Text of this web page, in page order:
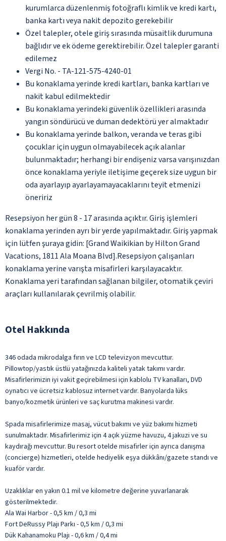
kurumlarca düzenlenmiş fotoğraflı kimlik ve kredi kartı,
banka kartı veya nakit depozito gerekebilir
Özel talepler, otele giriş sırasında müsaitlik durumuna
bağlıdır ve ek ödeme gerektirebilir. Özel talepler garanti
edilemez
Vergi No. - TA-121-575-4240-01
Bu konaklama yerinde kredi kartları, banka kartları ve
nakit kabul edilmektedir
Bu konaklama yerindeki güvenlik özellikleri arasında
yangın söndürücü ve duman dedektörü yer almaktadır
Bu konaklama yerinde balkon, veranda ve teras gibi
çocuklar için uygun olmayabilecek açık alanlar
bulunmaktadır; herhangi bir endişeniz varsa varışınızdan
önce konaklama yeriyle iletişime geçerek size uygun bir
oda ayarlayıp ayarlayamayacaklarını teyit etmenizi
öneririz
Resepsiyon her gün 8 - 17 arasında açıktır. Giriş işlemleri
konaklama yerinden ayrı bir yerde yapılmaktadır. Giriş yapmak
için lütfen şuraya gidin: [Grand Waikikian by Hilton Grand
Vacations, 1811 Ala Moana Blvd].Resepsiyon çalışanları
konaklama yerine varışta misafirleri karşılayacaktır.
Konaklama yeri tarafından sağlanan bilgiler, otomatik çeviri
araçları kullanılarak çevrilmiş olabilir.
Otel Hakkında
346 odada mikrodalga fırın ve LCD televizyon mevcuttur.
Pillowtop/yastık üstlü yatağınızda kaliteli yatak takımı vardır.
Misafirlerimizin iyi vakit geçirebilmesi için kablolu TV kanalları, DVD
oynatıcı ve ücretsiz kablosuz internet vardır. Banyolarda lüks
banyo/kozmetik ürünleri ve saç kurutma makinesi vardır.
Spada misafirlerimize masaj, vücut bakımı ve yüz bakımı hizmeti
sunulmaktadır. Misafirlerimiz için 4 açık yüzme havuzu, 4 jakuzi ve su
kaydırağı mevcuttur. Bu resort otelde misafirler için ayrıca danışma
(concierge) hizmetleri, otelde hediyelik eşya dükkânı/gazete standı ve
kuaför vardır.
Uzaklıklar en yakın 0.1 mil ve kilometre değerine yuvarlanarak
gösterilmektedir.
Ala Wai Harbor - 0,5 km / 0,3 mi
Fort DeRussy Plajı Parkı - 0,5 km / 0,3 mi
Dük Kahanamoku Plajı - 0,6 km / 0,4 mi